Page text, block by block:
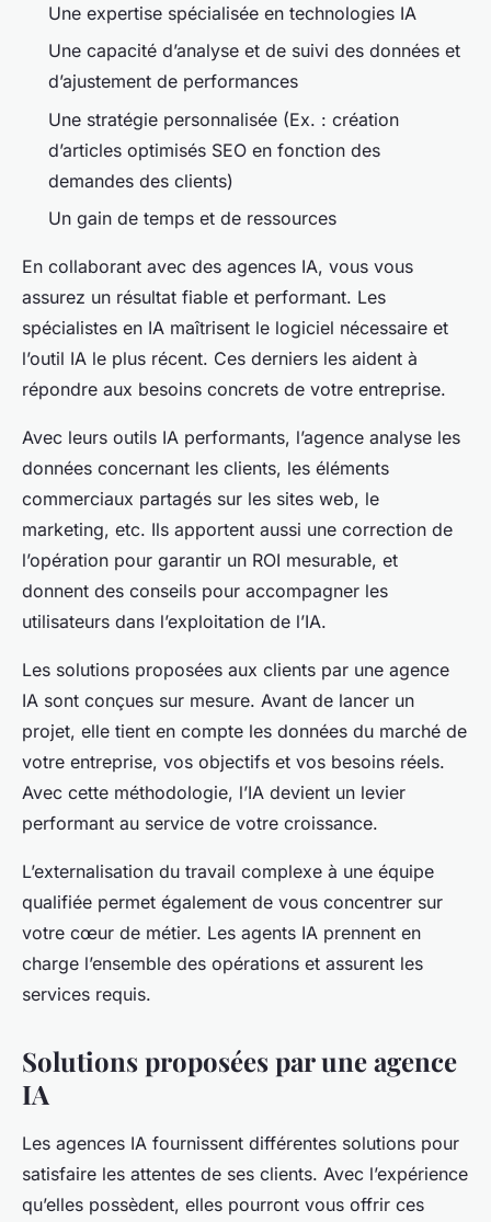
Une expertise spécialisée en technologies IA
Une capacité d’analyse et de suivi des données et
d’ajustement de performances
Une stratégie personnalisée (Ex. : création
d’articles optimisés SEO en fonction des
demandes des clients)
Un gain de temps et de ressources
En collaborant avec des agences IA, vous vous
assurez un résultat fiable et performant. Les
spécialistes en IA maîtrisent le logiciel nécessaire et
l’outil IA le plus récent. Ces derniers les aident à
répondre aux besoins concrets de votre entreprise.
Avec leurs outils IA performants, l’agence analyse les
données concernant les clients, les éléments
commerciaux partagés sur les sites web, le
marketing, etc. Ils apportent aussi une correction de
l’opération pour garantir un ROI mesurable, et
donnent des conseils pour accompagner les
utilisateurs dans l’exploitation de l’IA.
Les solutions proposées aux clients par une agence
IA sont conçues sur mesure. Avant de lancer un
projet, elle tient en compte les données du marché de
votre entreprise, vos objectifs et vos besoins réels.
Avec cette méthodologie, l’IA devient un levier
performant au service de votre croissance.
L’externalisation du travail complexe à une équipe
qualifiée permet également de vous concentrer sur
votre cœur de métier. Les agents IA prennent en
charge l’ensemble des opérations et assurent les
services requis.
Solutions proposées par une agence
IA
Les agences IA fournissent différentes solutions pour
satisfaire les attentes de ses clients. Avec l’expérience
qu’elles possèdent, elles pourront vous offrir ces